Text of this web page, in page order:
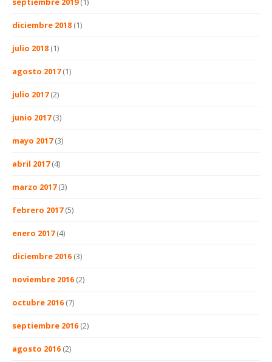
diciembre 2018 (1)
julio 2018 (1)
agosto 2017(1)
julio 2017(2)
junio 2017(3)
mayo 2017(3)
abril 2017(4)
marzo 2017(3)
febrero 2017(5)
enero 2017(4)
diciembre 2016 (3)
noviembre 2016 (2)
octubre 2016 (7)
septiembre 2016 (2)
agosto 2016 (2)